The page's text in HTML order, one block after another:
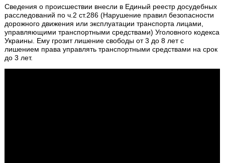
Сведения о происшествии внесли в Единый реестр досудебных
расследований по ч.2 ст.286 (Нарушение правил безопасности
дорожного движения или эксплуатации транспорта лицами,
управляющими транспортными средствами) Уголовного кодекса
Украины. Ему грозит лишение свободы от 3 до 8 лет с
лишением права управлять транспортными средствами на срок
до 3 лет.